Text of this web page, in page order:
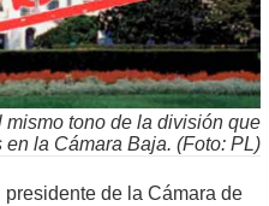
tono de la división que
la Cámara Baja. (Foto: PL)
de la Cámara de